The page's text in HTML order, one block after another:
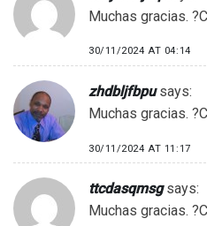
Muchas gracias.
30/11/2024 AT 04:14
zhdbljfbpu says:
Muchas gracias.
30/11/2024 AT 11:17
ttcdasqmsg says:
Muchas gracias.